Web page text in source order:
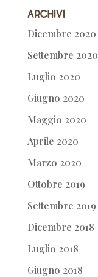
Archivi
Dicembre 2020
Settembre 2020
Luglio 2020
Giugno 2020
Maggio 2020
Aprile 2020
Marzo 2020
Ottobre 2019
Settembre 2019
Dicembre 2018
Luglio 2018
Giugno 2018